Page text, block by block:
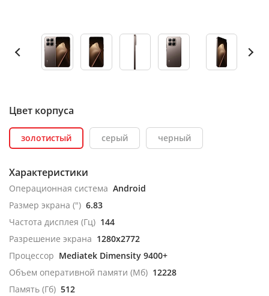
Цвет корпуса
золотистый серый черный
Характеристики
Операционная система Android
Размер экрана (") 6.83
Частота дисплея (Гц) 144
Разрешение экрана 1280x2772
Процессор Mediatek Dimensity 9400+
Объем оперативной памяти (Мб) 12228
Память (Гб) 512